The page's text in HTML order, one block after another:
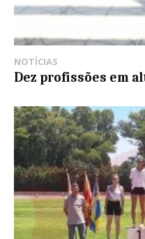
NOTÍCIAS
Dez profissões em